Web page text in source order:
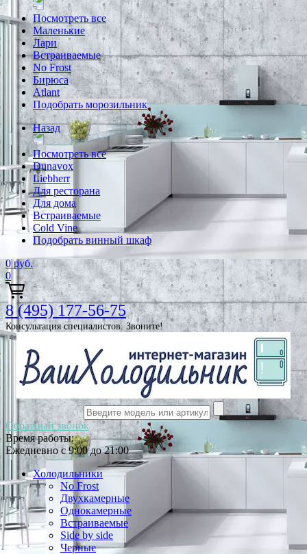
Посмотреть все
Маленькие
Лари
Встраиваемые
No Frost
Бирюса
Atlant
Подобрать морозильник
Назад
Посмотреть все
Dunavox
Liebherr
Для ресторана
Для дома
Встраиваемые
Cold Vine
Подобрать винный шкаф
0 руб.
0
8 (495) 177-56-75
Консультация специалистов. Звоните!
Обратный звонок
Время работы:
Ежедневно с 9:00 до 21:00
Холодильники
No Frost
Двухкамерные
Однокамерные
Встраиваемые
Side by side
Черные